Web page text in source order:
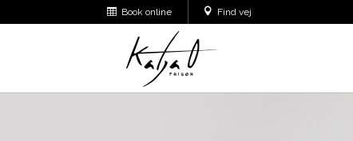
Book online Find vej